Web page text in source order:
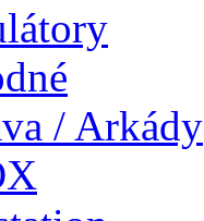
/ Arkády